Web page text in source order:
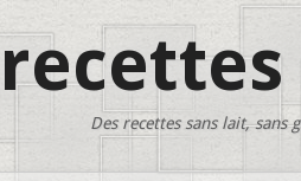
Des recettes sans lait, sans